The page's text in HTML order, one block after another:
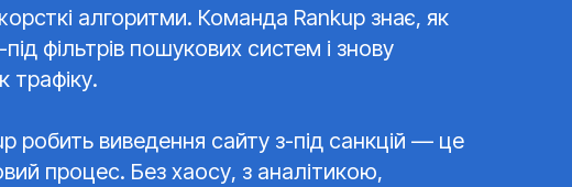
алгоритми. Команда Rankup знає, як
фільтрів пошукових систем і знову
трафіку.
робить виведення сайту з-під санкцій — це
процес. Без хаосу, з аналітикою,